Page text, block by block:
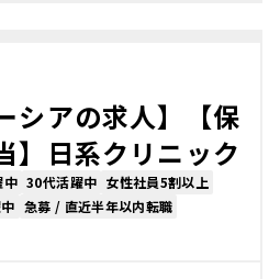
シアの求人】【保
】日系クリニック
中 30代活躍中 女性社員5割以上
急募 / 直近半年以内転職